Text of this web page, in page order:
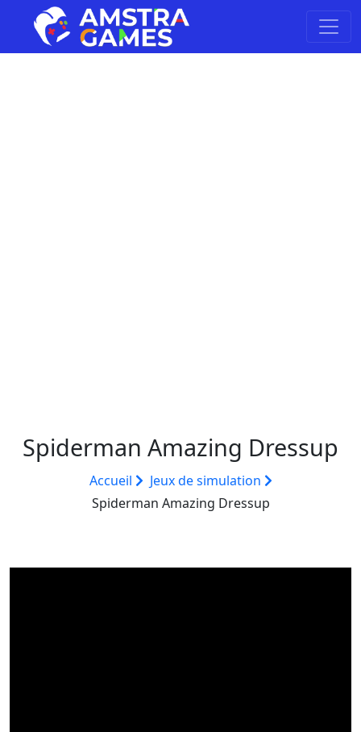
Spiderman Amazing Dressup
Accueil
Jeux de simulation
Spiderman Amazing Dressup